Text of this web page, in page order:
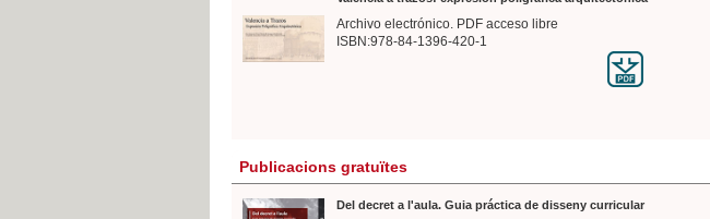
Archivo electrónico. PDF acceso libre
ISBN:978-84-1396-420-1
Publicacions gratuïtes
Del decret a l'aula. Guia práctica de disseny curricular